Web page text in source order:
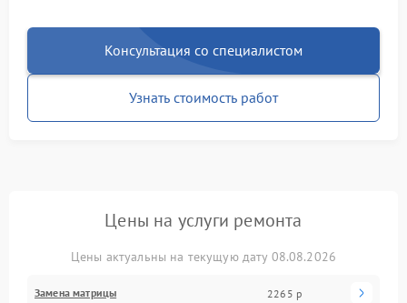
Консультация со специалистом
Узнать стоимость работ
Цены на услуги ремонта
Цены актуальны на текущую дату 08.08.2026
Замена матрицы 2265 р